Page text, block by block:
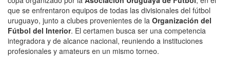
que se enfrentaron equipos de todas las divisionales del fútbol
uruguayo, junto a clubes provenientes de la Organización del
Fútbol del Interior. El certamen busca ser una competencia
integradora y de alcance nacional, reuniendo a instituciones
profesionales y amateurs en un mismo torneo.